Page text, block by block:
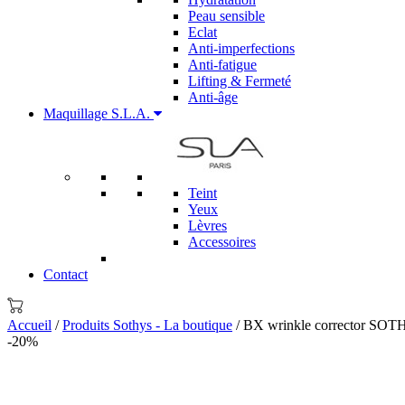
Peau sensible
Eclat
Anti-imperfections
Anti-fatigue
Lifting & Fermeté
Anti-âge
Maquillage S.L.A.
Teint
Yeux
Lèvres
Accessoires
Contact
Accueil /Produits Sothys - La boutique / BX wrinkle corrector
-20%